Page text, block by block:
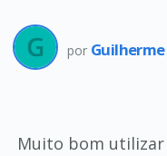
por
Muito bom